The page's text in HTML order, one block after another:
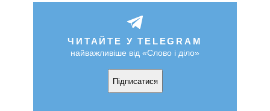
ЧИТАЙТЕ У TELEGRAM
найважливіше від «Слово і діло»
Підписатися